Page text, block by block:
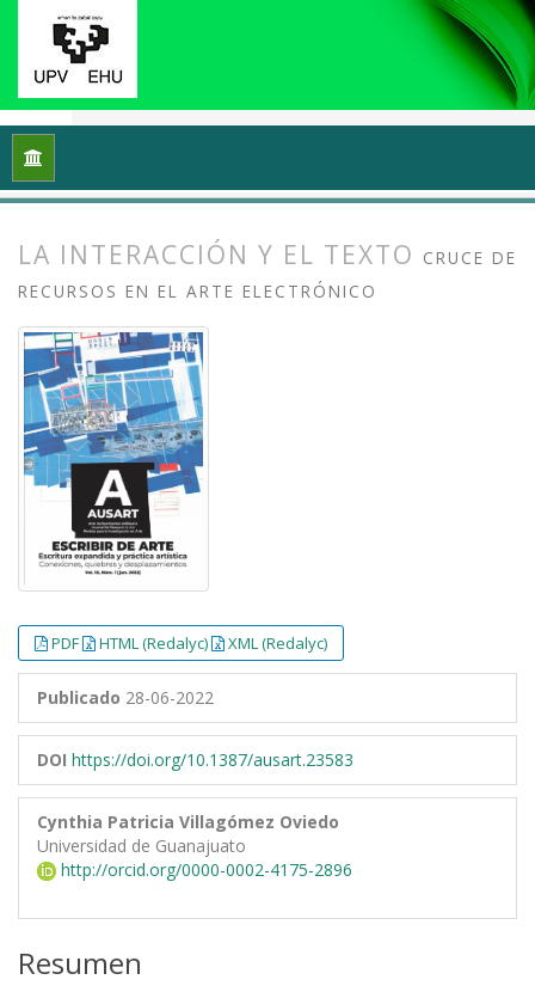
Inicio
LA INTERACCIÓN Y EL TEXTO CRUCE DE
RECURSOS EN EL ARTE ELECTRÓNICO
PDF HTML (Redalyc) XML (Redalyc)
Publicado 28-06-2022
DOI https://doi.org/10.1387/ausart.23583
Cynthia Patricia Villagómez Oviedo
Universidad de Guanajuato
http://orcid.org/0000-0002-4175-2896
Resumen